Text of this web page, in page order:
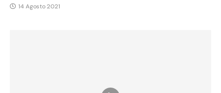
14 Agosto 2021